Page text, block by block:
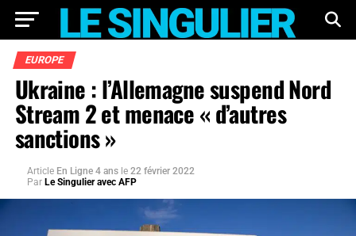
EUROPE
Ukraine : l’Allemagne suspend Nord
Stream 2 et menace « d’autres
sanctions »
Article En Ligne 4 ans le 22 février 2022
Par Le Singulier avec AFP